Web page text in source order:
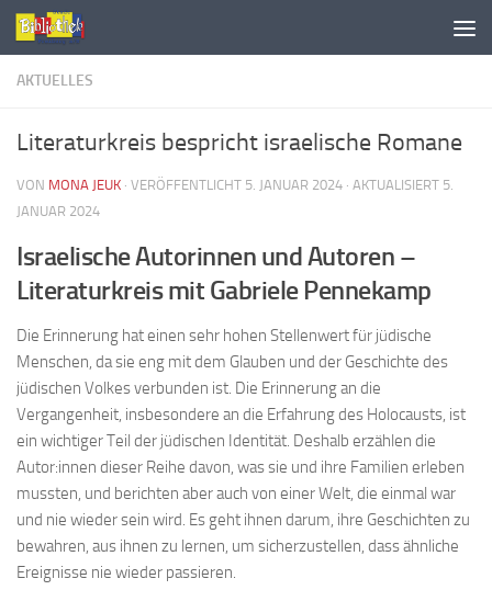
AKTUELLES
Literaturkreis bespricht israelische Romane
VON MONA JEUK · VERÖFFENTLICHT 5. JANUAR 2024 · AKTUALISIERT 5.
JANUAR 2024
Israelische Autorinnen und Autoren –
Literaturkreis mit Gabriele Pennekamp
Die Erinnerung hat einen sehr hohen Stellenwert für jüdische
Menschen, da sie eng mit dem Glauben und der Geschichte des
jüdischen Volkes verbunden ist. Die Erinnerung an die
Vergangenheit, insbesondere an die Erfahrung des Holocausts, ist
ein wichtiger Teil der jüdischen Identität. Deshalb erzählen die
Autor:innen dieser Reihe davon, was sie und ihre Familien erleben
mussten, und berichten aber auch von einer Welt, die einmal war
und nie wieder sein wird. Es geht ihnen darum, ihre Geschichten zu
bewahren, aus ihnen zu lernen, um sicherzustellen, dass ähnliche
Ereignisse nie wieder passieren.